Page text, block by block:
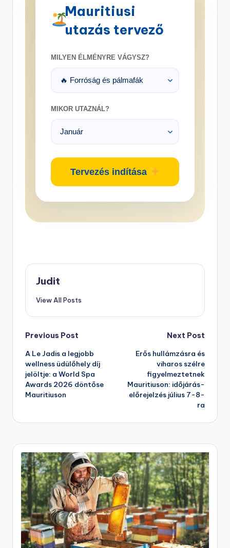
Mauritiusi
utazás tervező
MILYEN ÉLMÉNYRE VÁGYSZ?
MIKOR UTAZNÁL?
Tervezés indítása
Judit
View All Posts
Post
navigation
Previous Post
A Le Jadis a legjobb
wellness üdülőhely díj
jelöltje: a World Spa
Awards 2026 döntőse
Mauritiuson
Next Post
Erős hullámzásra és
viharos szélre
figyelmeztetnek
Mauritiuson: időjárás-
előrejelzés július 7-8-
ra